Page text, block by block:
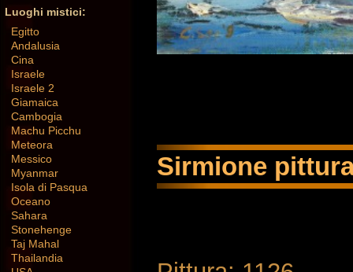
Luoghi mistici:
Egitto
Andalusia
Cina
Israele
Israele 2
Giamaica
Cambogia
Machu Picchu
Meteora
Messico
Myanmar
Isola di Pasqua
Oceano
Sahara
Stonehenge
Taj Mahal
Thailandia
Sirmione